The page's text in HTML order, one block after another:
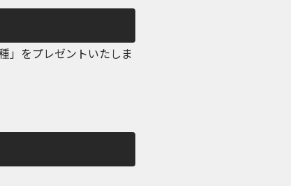
」をプレゼントいたしま